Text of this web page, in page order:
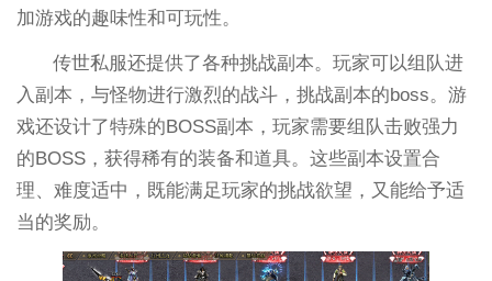
加游戏的趣味性和可玩性。
传世私服还提供了各种挑战副本。玩家可以组队进
入副本，与怪物进行激烈的战斗，挑战副本的boss。游
戏还设计了特殊的BOSS副本，玩家需要组队击败强力
的BOSS，获得稀有的装备和道具。这些副本设置合
理、难度适中，既能满足玩家的挑战欲望，又能给予适
当的奖励。